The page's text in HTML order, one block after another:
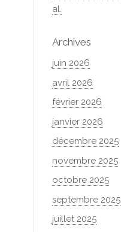
al.
Archives
juin 2026
avril 2026
février 2026
janvier 2026
décembre 2025
novembre 2025
octobre 2025
septembre 2025
juillet 2025